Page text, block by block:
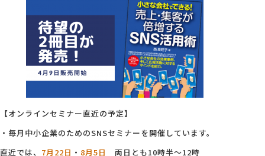
【オンラインセミナー直近の予定】
・毎月中小企業のためのSNSセミナーを開催しています。
直近では、 7月22日 ・ 8月5日 両日とも10時半～12時